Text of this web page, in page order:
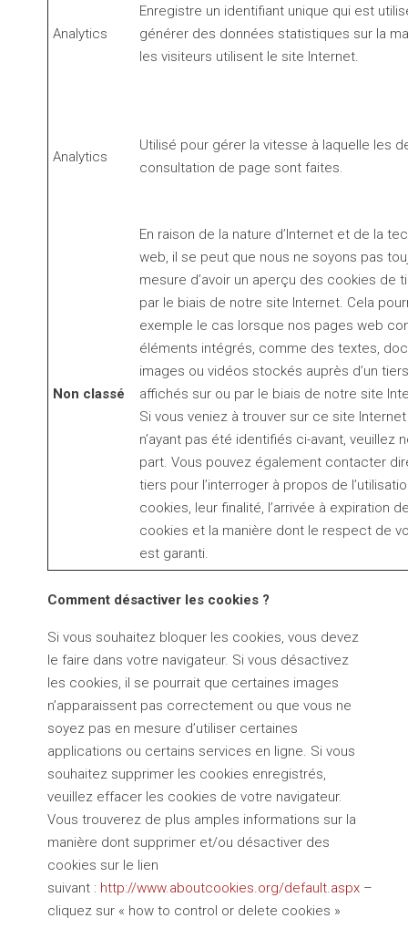
Analytics
Enregistre un identifiant unique qui est
générer des données statistiques sur la
les visiteurs utilisent le site Internet.
Analytics
Utilisé pour gérer la vitesse à laquelle les
consultation de page sont faites.
Non classé
En raison de la nature d’Internet et de la
web, il se peut que nous ne soyons pas
mesure d’avoir un aperçu des cookies de
par le biais de notre site Internet. Cela
exemple le cas lorsque nos pages web
éléments intégrés, comme des textes,
images ou vidéos stockés auprès d’un
affichés sur ou par le biais de notre site
Si vous veniez à trouver sur ce site
n’ayant pas été identifiés ci-avant, veuillez
part. Vous pouvez également contacter
tiers pour l’interroger à propos de
cookies, leur finalité, l’arrivée à expiration
cookies et la manière dont le respect de
est garanti.
Comment désactiver les cookies ?
Si vous souhaitez bloquer les cookies, vous devez
le faire dans votre navigateur. Si vous désactivez
les cookies, il se pourrait que certaines images
n’apparaissent pas correctement ou que vous ne
soyez pas en mesure d’utiliser certaines
applications ou certains services en ligne. Si vous
souhaitez supprimer les cookies enregistrés,
veuillez effacer les cookies de votre navigateur.
Vous trouverez de plus amples informations sur la
manière dont supprimer et/ou désactiver des
cookies sur le lien
suivant : http://www.aboutcookies.org/default.aspx –
cliquez sur « how to control or delete cookies »